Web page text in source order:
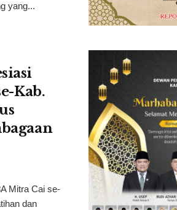
yang...
Kab.
Mitra Cai se-
dan